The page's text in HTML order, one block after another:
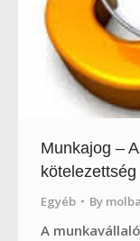
Munkajog –
kötelezettség
Egyéb By
A